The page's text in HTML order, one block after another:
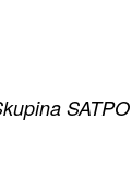
SATPO